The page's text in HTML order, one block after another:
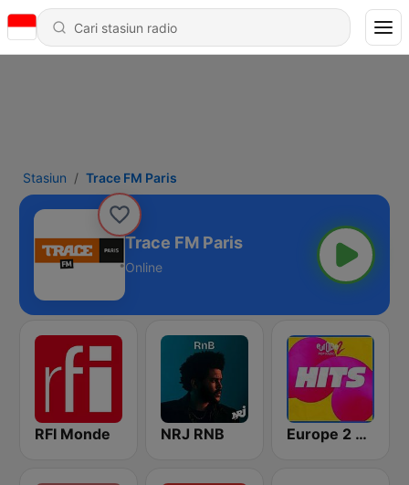
Stasiun Trace FM Paris
Trace FM Paris
Online
RFI Monde NRJ RNB Europe 2 Hits